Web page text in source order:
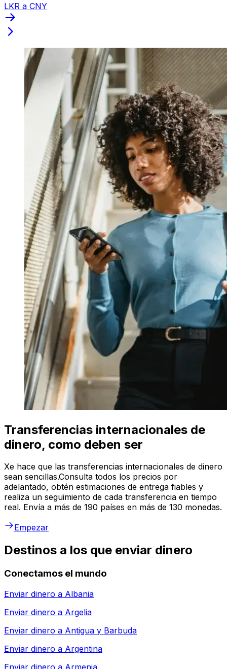
LKR a CNY
Transferencias internacionales de
dinero, como deben ser
Xe hace que las transferencias internacionales de dinero
sean sencillas.Consulta todos los precios por
adelantado, obtén estimaciones de entrega fiables y
realiza un seguimiento de cada transferencia en tiempo
real. Envía a más de 190 países en más de 130 monedas.
Empezar
Destinos a los que enviar dinero
Conectamos el mundo
Enviar dinero a Albania
Enviar dinero a Argelia
Enviar dinero a Antigua y Barbuda
Enviar dinero a Argentina
Enviar dinero a Armenia